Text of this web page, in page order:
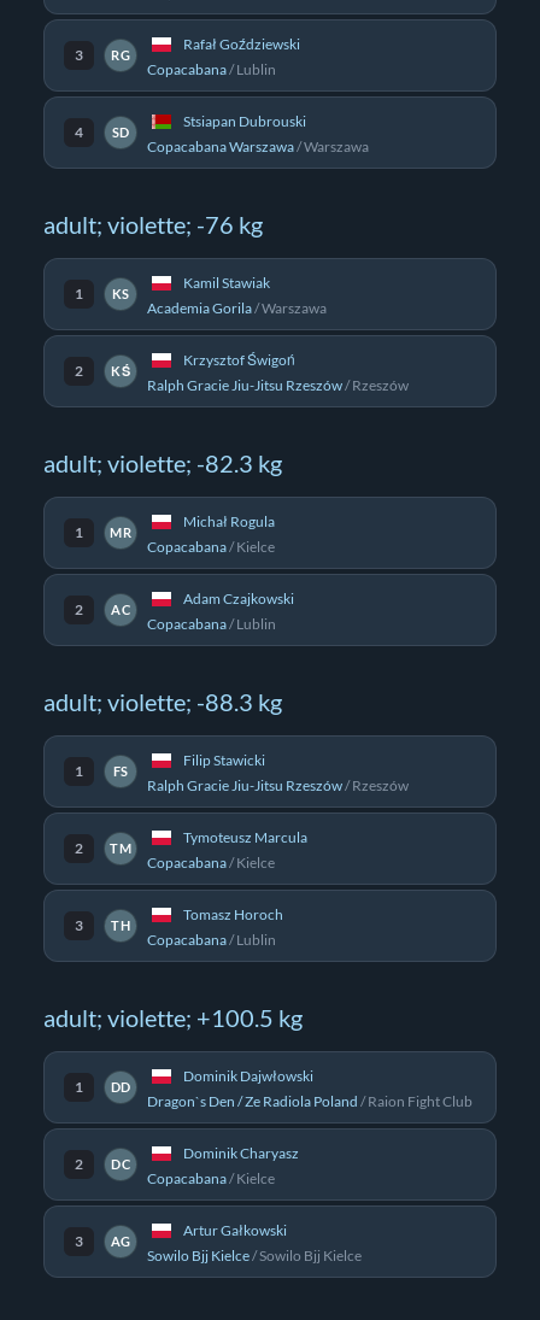
3 RG
Rafał Goździewski
Copacabana/Lublin
4 SD
Stsiapan Dubrouski
Copacabana Warszawa/Warszawa
adult; violette; -76 kg
1 KS
Kamil Stawiak
Academia Gorila/Warszawa
2 KŚ
Krzysztof Świgoń
Ralph Gracie Jiu-Jitsu Rzeszów/Rzeszów
adult; violette; -82.3 kg
1 MR
Michał Rogula
Copacabana/Kielce
2 AC
Adam Czajkowski
Copacabana/Lublin
adult; violette; -88.3 kg
1 FS
Filip Stawicki
Ralph Gracie Jiu-Jitsu Rzeszów/Rzeszów
2 TM
Tymoteusz Marcula
Copacabana/Kielce
3 TH
Tomasz Horoch
Copacabana/Lublin
adult; violette; +100.5 kg
1 DD
Dominik Dajwłowski
Dragon`s Den / Ze Radiola Poland /Raion Fight Club
2 DC
Dominik Charyasz
Copacabana/Kielce
3 AG
Artur Gałkowski
Sowilo Bjj Kielce/Sowilo Bjj Kielce